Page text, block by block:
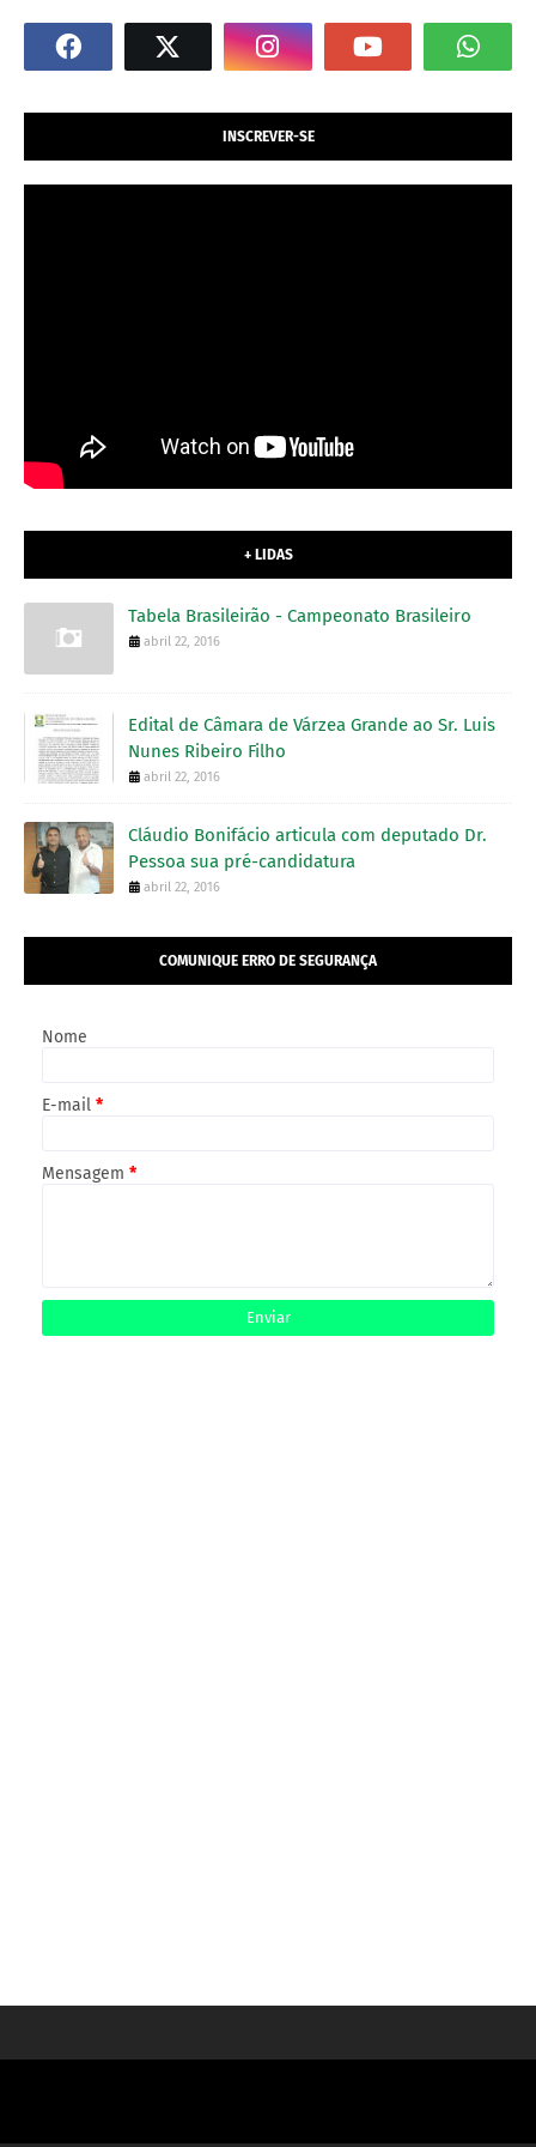
INSCREVER-SE
+ LIDAS
Tabela Brasileirão - Campeonato Brasileiro
abril 22, 2016
Edital de Câmara de Várzea Grande ao Sr. Luis
Nunes Ribeiro Filho
abril 22, 2016
Cláudio Bonifácio articula com deputado Dr.
Pessoa sua pré-candidatura
abril 22, 2016
COMUNIQUE ERRO DE SEGURANÇA
Nome
E-mail *
Mensagem *